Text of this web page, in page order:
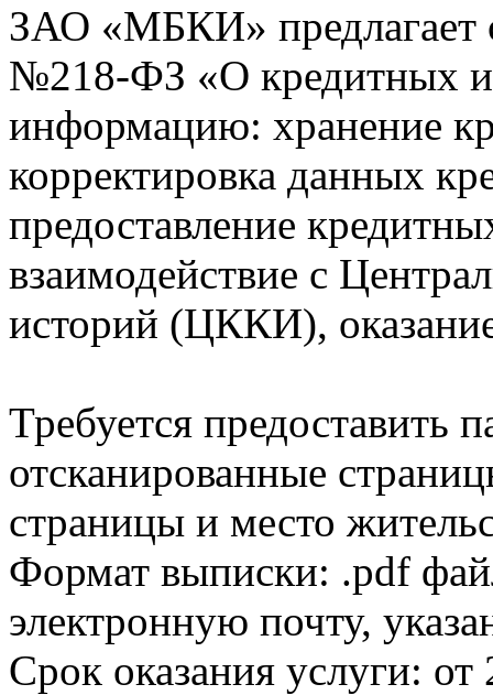
ЗАО «МБКИ» предлагает
№218-ФЗ «О кредитных
информацию: хранение
корректировка данных
предоставление
взаимодействие с
историй (ЦККИ),
Требуется предоставить
отсканированные
страницы и место
Формат выписки: .pdf
электронную почту,
Срок оказания услуги: от